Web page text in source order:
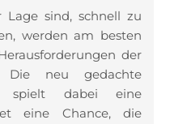
sind, schnell zu
werden am besten
der
Die neu gedachte
spielt dabei eine
eine Chance, die